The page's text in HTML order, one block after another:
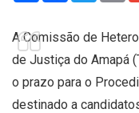
A Comissão de
de Justiça do Amapá
o prazo para o
destinado a